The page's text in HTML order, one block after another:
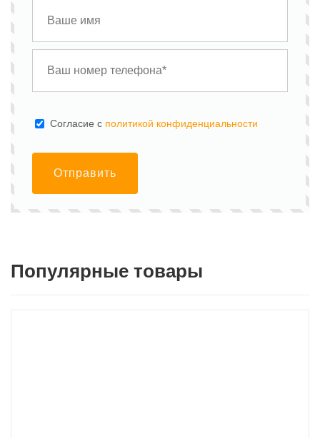
Cогласие с политикой конфиденциальности
Отправить
Популярные товары